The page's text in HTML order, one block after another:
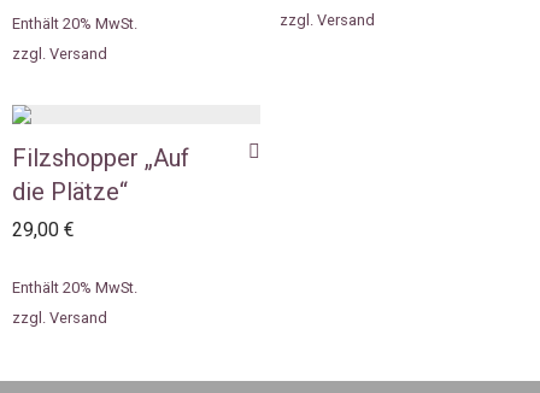
Enthält 20% MwSt.
zzgl. Versand
zzgl. Versand
Filzshopper „Auf
die Plätze“
29,00 €
Enthält 20% MwSt.
zzgl. Versand